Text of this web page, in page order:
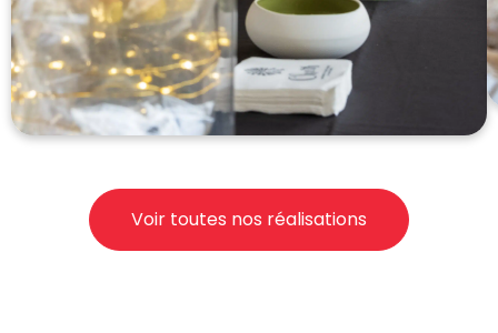
Voir toutes nos réalisations